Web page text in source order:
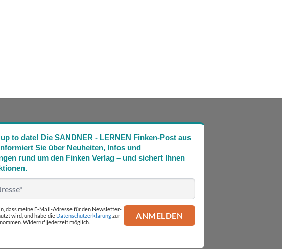
to date! Die SANDNER - LERNEN Finken-Post aus
Sie über Neuheiten, Infos und
rund um den Finken Verlag – und sichert Ihnen
dass meine E-Mail-Adresse für den Newsletter-
wird, und habe die Datenschutzerklärungzur
Widerruf jederzeit möglich.